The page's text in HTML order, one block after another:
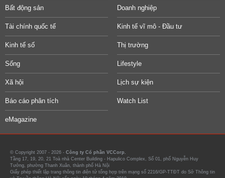
Bất động sản Doanh nghiệp
Tài chính quốc tế Kinh tế vĩ mô - Đầu tư
Kinh tế số Thị trường
Sống Lifestyle
Xã hội Lịch sự kiện
Báo cáo phân tích Watch List
eMagazine
© Copyright 2007 - 2026 - Công ty Cổ phần VCCorp.
Tầng 17, 19, 20, 21 Toà nhà Center Building - Hapulico Complex, Số 01, phố Nguyễn Huy
Tưởng, phường Thanh Xuân, thành phố Hà Nội
Giấy phép thiết lập trang thông tin điện tử tổng hợp trên mạng số 2216/GP-TTĐT do Sở Thông tin